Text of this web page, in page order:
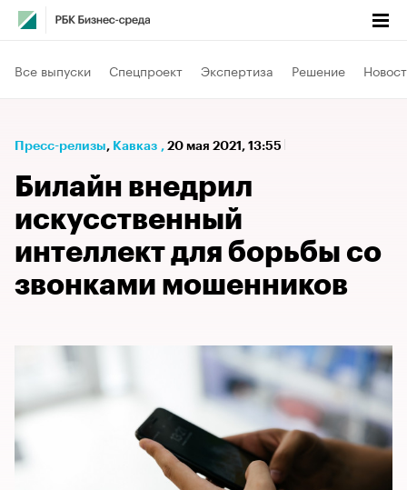
Все выпуски Спецпроект Экспертиза Решение
Пресс-релизы⁠, Кавказ , 20 мая 2021, 13:55
Билайн внедрил
искусственный
интеллект для борьбы со
звонками мошенников